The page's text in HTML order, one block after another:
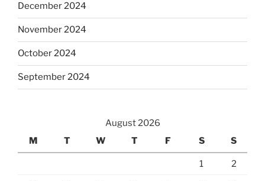
December 2024
November 2024
October 2024
September 2024
August 2026
M
T W T F S S
1 2